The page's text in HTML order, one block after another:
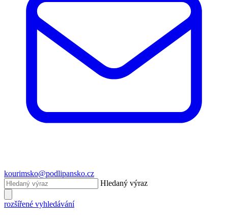
kourimsko@podlipansko.cz
Hledaný výraz
rozšířené vyhledávání